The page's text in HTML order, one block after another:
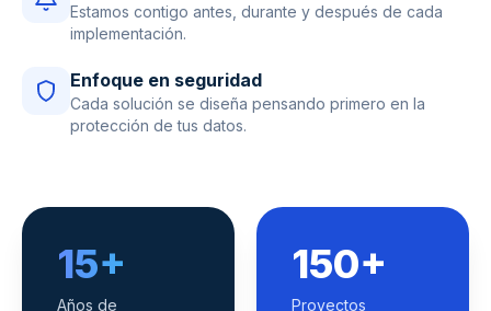
Estamos contigo antes, durante y después de cada
implementación.
Enfoque en seguridad
Cada solución se diseña pensando primero en la
protección de tus datos.
15+
Años de
150+
Proyectos